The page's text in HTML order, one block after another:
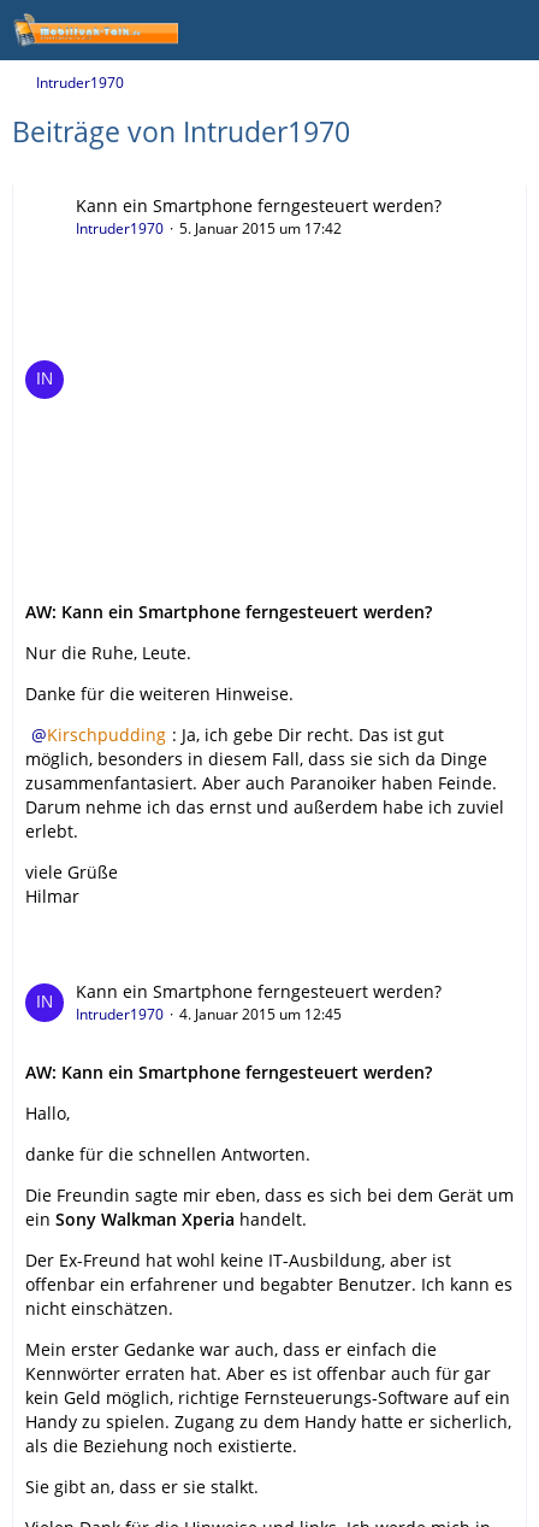
Intruder1970
Beiträge von Intruder1970
Kann ein Smartphone ferngesteuert werden?
Intruder1970 5. Januar 2015 um 17:42
AW: Kann ein Smartphone ferngesteuert werden?
Nur die Ruhe, Leute.
Danke für die weiteren Hinweise.
Kirschpudding : Ja, ich gebe Dir recht. Das ist gut
möglich, besonders in diesem Fall, dass sie sich da Dinge
zusammenfantasiert. Aber auch Paranoiker haben Feinde.
Darum nehme ich das ernst und außerdem habe ich zuviel
erlebt.
viele Grüße
Hilmar
Kann ein Smartphone ferngesteuert werden?
Intruder1970 4. Januar 2015 um 12:45
AW: Kann ein Smartphone ferngesteuert werden?
Hallo,
danke für die schnellen Antworten.
Die Freundin sagte mir eben, dass es sich bei dem Gerät um
ein Sony Walkman Xperia handelt.
Der Ex-Freund hat wohl keine IT-Ausbildung, aber ist
offenbar ein erfahrener und begabter Benutzer. Ich kann es
nicht einschätzen.
Mein erster Gedanke war auch, dass er einfach die
Kennwörter erraten hat. Aber es ist offenbar auch für gar
kein Geld möglich, richtige Fernsteuerungs-Software auf ein
Handy zu spielen. Zugang zu dem Handy hatte er sicherlich,
als die Beziehung noch existierte.
Sie gibt an, dass er sie stalkt.